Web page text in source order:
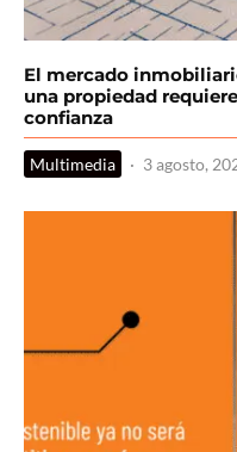
El mercado
una propiedad
confianza
Multimedia · 3 agosto,